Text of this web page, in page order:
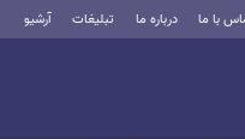
با ما درباره ما تبلیغات آرشیو